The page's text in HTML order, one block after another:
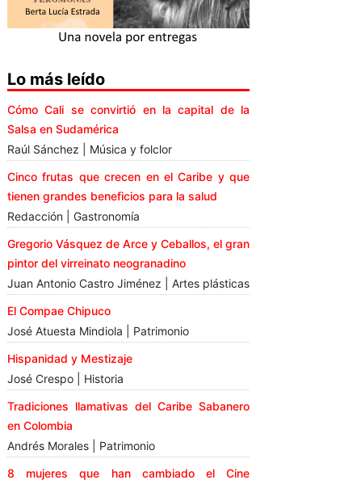
Lo más leído
Cómo Cali se convirtió en la capital de la
Salsa en Sudamérica
Raúl Sánchez | Música y folclor
Cinco frutas que crecen en el Caribe y que
tienen grandes beneficios para la salud
Redacción | Gastronomía
Gregorio Vásquez de Arce y Ceballos, el gran
pintor del virreinato neogranadino
Juan Antonio Castro Jiménez | Artes plásticas
El Compae Chipuco
José Atuesta Mindiola | Patrimonio
Hispanidad y Mestizaje
José Crespo | Historia
Tradiciones llamativas del Caribe Sabanero
en Colombia
Andrés Morales | Patrimonio
8 mujeres que han cambiado el Cine